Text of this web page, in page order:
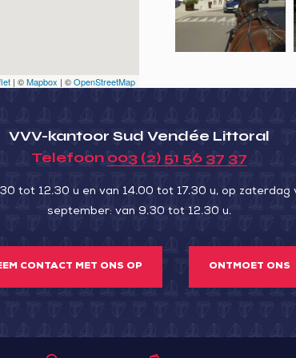
| ©Mapbox | ©OpenStreetMap
la
calèche
VVV-kantoor Sud Vendée Littoral
Telefoon 003 (2) 51 56 37 37
tot 12.30 u en van 14.00 tot 17.30 u, op
september: van 9.30 tot 12.30 u.
CONTACT MET ONS OP ONTMOET ONS